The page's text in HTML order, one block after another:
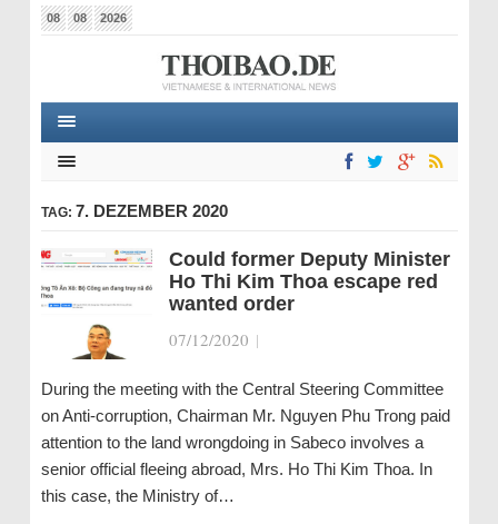
08 08 2026
TAG: 7. DEZEMBER 2020
Could former Deputy Minister
Ho Thi Kim Thoa escape red
wanted order
07/12/2020 |
During the meeting with the Central Steering Committee
on Anti-corruption, Chairman Mr. Nguyen Phu Trong paid
attention to the land wrongdoing in Sabeco involves a
senior official fleeing abroad, Mrs. Ho Thi Kim Thoa. In
this case, the Ministry of…